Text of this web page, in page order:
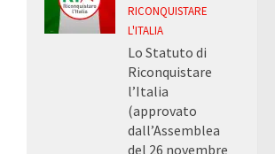
RICONQUISTARE
L'ITALIA
Lo Statuto di
Riconquistare
l’Italia
(approvato
dall’Assemblea
del 26 novembre